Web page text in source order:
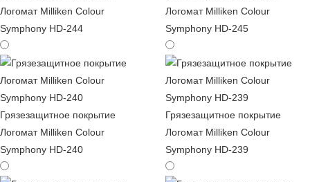
Логомат Milliken Colour
Symphony HD-244
Логомат Milliken Colour
Symphony HD-245
Грязезащитное покрытие
Логомат Milliken Colour
Symphony HD-240
Грязезащитное покрытие
Логомат Milliken Colour
Symphony HD-239